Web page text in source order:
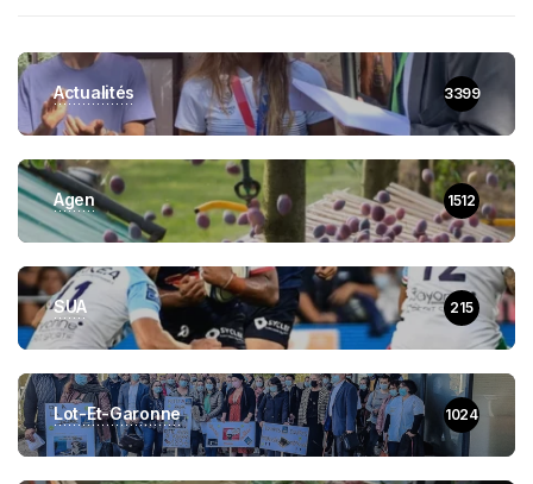
Actualités 3399
Agen 1512
SUA 215
Lot-Et-Garonne 1024